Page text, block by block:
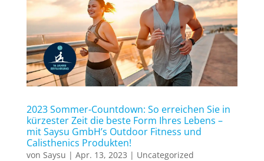
2023 Sommer-Countdown: So erreichen Sie in
kürzester Zeit die beste Form Ihres Lebens –
mit Saysu GmbH’s Outdoor Fitness und
Calisthenics Produkten!
von Saysu | Apr. 13, 2023 | Uncategorized